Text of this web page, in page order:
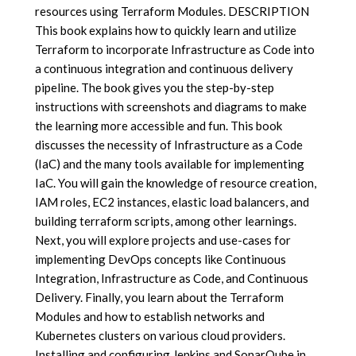
resources using Terraform Modules. DESCRIPTION
This book explains how to quickly learn and utilize
Terraform to incorporate Infrastructure as Code into
a continuous integration and continuous delivery
pipeline. The book gives you the step-by-step
instructions with screenshots and diagrams to make
the learning more accessible and fun. This book
discusses the necessity of Infrastructure as a Code
(IaC) and the many tools available for implementing
IaC. You will gain the knowledge of resource creation,
IAM roles, EC2 instances, elastic load balancers, and
building terraform scripts, among other learnings.
Next, you will explore projects and use-cases for
implementing DevOps concepts like Continuous
Integration, Infrastructure as Code, and Continuous
Delivery. Finally, you learn about the Terraform
Modules and how to establish networks and
Kubernetes clusters on various cloud providers.